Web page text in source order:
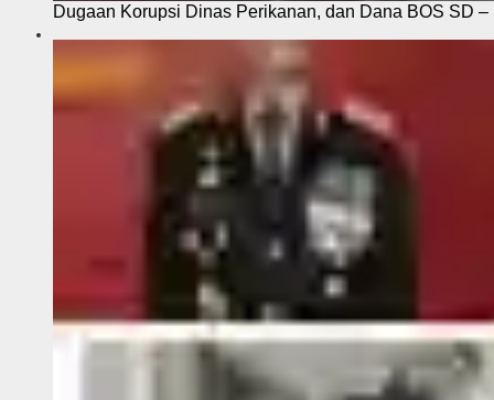
Dugaan Korupsi Dinas Perikanan, dan Dana BOS SD